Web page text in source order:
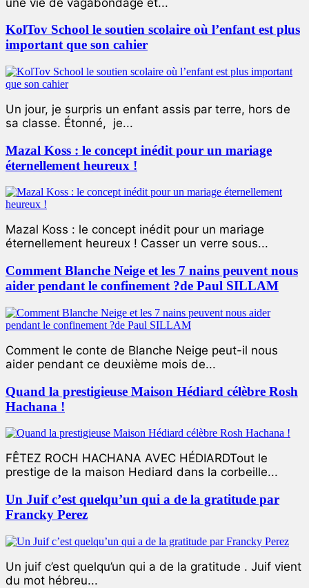
KolTov School le soutien scolaire où l’enfant est plus
important que son cahier
Un jour, je surpris un enfant assis par terre, hors de
sa classe. Étonné, je...
Mazal Koss : le concept inédit pour un mariage
éternellement heureux !
Mazal Koss : le concept inédit pour un mariage
éternellement heureux ! Casser un verre sous...
Comment Blanche Neige et les 7 nains peuvent nous
aider pendant le confinement ?de Paul SILLAM
Comment le conte de Blanche Neige peut-il nous
aider pendant ce deuxième mois de...
Quand la prestigieuse Maison Hédiard célèbre Rosh
Hachana !
FÊTEZ ROCH HACHANA AVEC HÉDIARDTout le
prestige de la maison Hediard dans la corbeille...
Un Juif c’est quelqu’un qui a de la gratitude par
Francky Perez
Un juif c’est quelqu’un qui a de la gratitude . Juif vient
du mot hébreu...